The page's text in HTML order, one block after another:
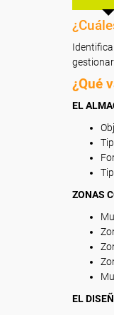
¿Qué
EL
ZONAS
EL